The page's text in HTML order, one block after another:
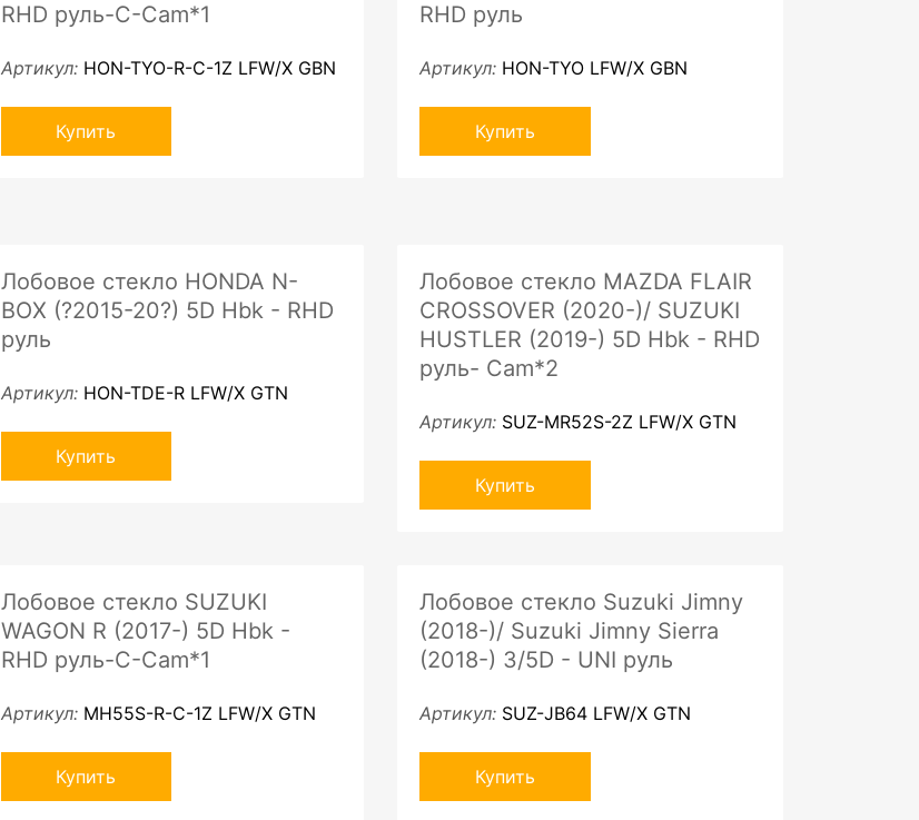
RHD руль-C-Cam*1
Артикул: HON-TYO-R-C-1Z LFW/X GBN
Купить
RHD руль
Артикул: HON-TYO LFW/X GBN
Купить
Лобовое стекло HONDA N-
BOX (?2015-20?) 5D Hbk - RHD
руль
Артикул: HON-TDE-R LFW/X GTN
Купить
Лобовое стекло MAZDA FLAIR
CROSSOVER (2020-)/ SUZUKI
HUSTLER (2019-) 5D Hbk - RHD
руль- Cam*2
Артикул: SUZ-MR52S-2Z LFW/X GTN
Купить
Лобовое стекло SUZUKI
WAGON R (2017-) 5D Hbk -
RHD руль-C-Cam*1
Артикул: MH55S-R-C-1Z LFW/X GTN
Купить
Лобовое стекло Suzuki Jimny
(2018-)/ Suzuki Jimny Sierra
(2018-) 3/5D - UNI руль
Артикул: SUZ-JB64 LFW/X GTN
Купить